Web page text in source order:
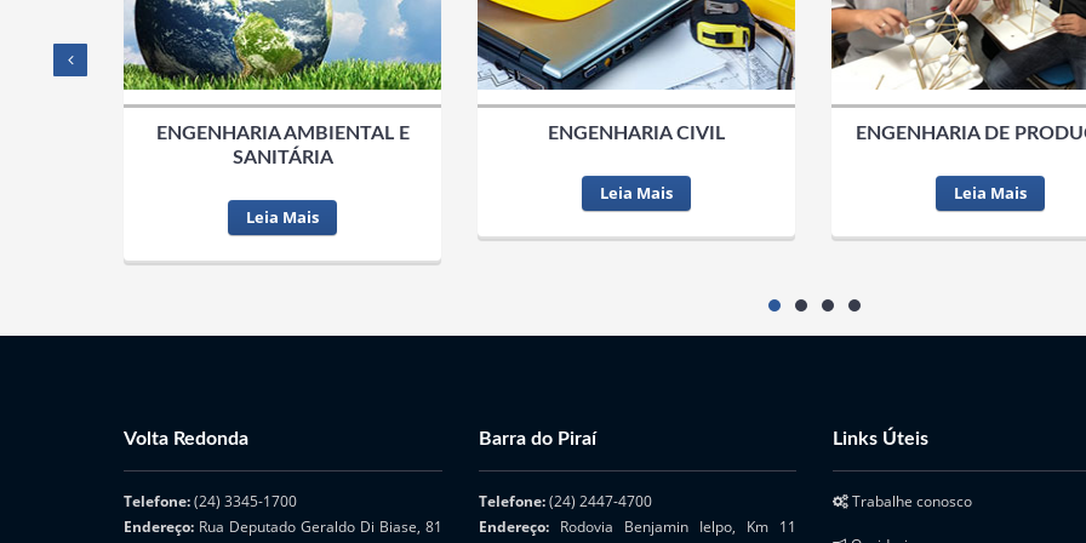
ENGENHARIA AMBIENTAL E
SANITÁRIA
Leia Mais
ENGENHARIA CIVIL
Leia Mais
ENGENHARIA DE
Leia Mais
Volta Redonda
Telefone:(24) 3345-1700
Endereço: Rua Deputado Geraldo Di Biase, 81
Barra do Piraí
Telefone:(24) 2447-4700
Endereço: Rodovia Benjamin Ielpo, Km 11
Links Úteis
Trabalhe conosco